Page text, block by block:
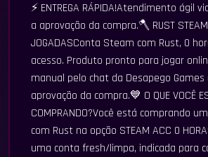
⚡ ENTREGA RÁPIDA!Atendimento ágil
a aprovação da compra.🪓 RUST
JOGADASConta Steam com Rust, 0
acesso. Produto pronto para jogar
manual pelo chat da Desapego Games
aprovação da compra.💙 O QUE VOCÊ
COMPRANDO?Você está comprando
com Rust na opção STEAM ACC 0
uma conta fresh/limpa, indicada para